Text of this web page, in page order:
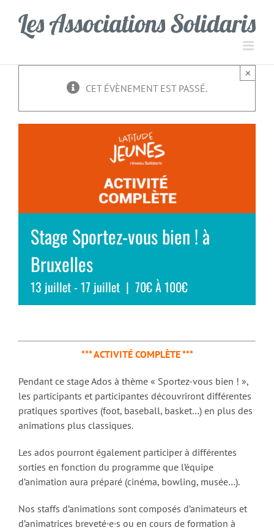
contenu
CET ÉVÈNEMENT EST PASSÉ.
×
Stage Sportez-vous bien ! à
Bruxelles
13 juillet-17 juillet | 70€ À 100€
*** ACTIVITÉ COMPLÈTE ***
Pendant ce stage Ados à thème « Sportez-vous bien ! »,
les participants et participantes découvriront différentes
pratiques sportives (foot, baseball, basket…) en plus des
animations plus classiques.
Les ados pourront également participer à différentes
sorties en fonction du programme que l’équipe
d’animation aura préparé (cinéma, bowling, musée…).
Nos staffs d’animations sont composés d’animateurs et
d’animatrices breveté·e·s ou en cours de formation à